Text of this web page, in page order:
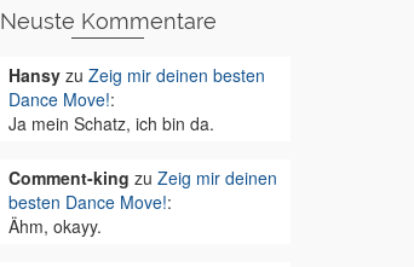
Neuste Kommentare
Hansyzu Zeig mir deinen besten
Dance Move!:
Ja mein Schatz, ich bin da.
Comment-king zu Zeig mir deinen
besten Dance Move!:
Ähm, okayy.